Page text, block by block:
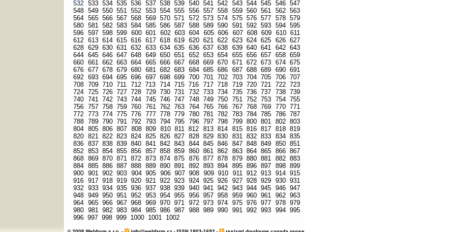
532 533 534 535 536 537 538 539 540 541 542 543 544 545 546 547
548 549 550 551 552 553 554 555 556 557 558 559 560 561 562 563
564 565 566 567 568 569 570 571 572 573 574 575 576 577 578 579
580 581 582 583 584 585 586 587 588 589 590 591 592 593 594 595
596 597 598 599 600 601 602 603 604 605 606 607 608 609 610 611
612 613 614 615 616 617 618 619 620 621 622 623 624 625 626 627
628 629 630 631 632 633 634 635 636 637 638 639 640 641 642 643
644 645 646 647 648 649 650 651 652 653 654 655 656 657 658 659
660 661 662 663 664 665 666 667 668 669 670 671 672 673 674 675
676 677 678 679 680 681 682 683 684 685 686 687 688 689 690 691
692 693 694 695 696 697 698 699 700 701 702 703 704 705 706 707
708 709 710 711 712 713 714 715 716 717 718 719 720 721 722 723
724 725 726 727 728 729 730 731 732 733 734 735 736 737 738 739
740 741 742 743 744 745 746 747 748 749 750 751 752 753 754 755
756 757 758 759 760 761 762 763 764 765 766 767 768 769 770 771
772 773 774 775 776 777 778 779 780 781 782 783 784 785 786 787
788 789 790 791 792 793 794 795 796 797 798 799 800 801 802 803
804 805 806 807 808 809 810 811 812 813 814 815 816 817 818 819
820 821 822 823 824 825 826 827 828 829 830 831 832 833 834 835
836 837 838 839 840 841 842 843 844 845 846 847 848 849 850 851
852 853 854 855 856 857 858 859 860 861 862 863 864 865 866 867
868 869 870 871 872 873 874 875 876 877 878 879 880 881 882 883
884 885 886 887 888 889 890 891 892 893 894 895 896 897 898 899
900 901 902 903 904 905 906 907 908 909 910 911 912 913 914 915
916 917 918 919 920 921 922 923 924 925 926 927 928 929 930 931
932 933 934 935 936 937 938 939 940 941 942 943 944 945 946 947
948 949 950 951 952 953 954 955 956 957 958 959 960 961 962 963
964 965 966 967 968 969 970 971 972 973 974 975 976 977 978 979
980 981 982 983 984 985 986 987 988 989 990 991 992 993 994 995
996 997 998 999 1000 1001 1002